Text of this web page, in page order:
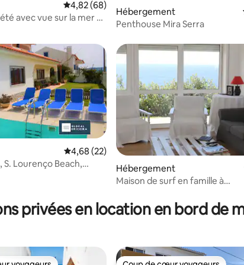
de 54 commentaires : 4,93 sur 5
Évaluation moyenne sur la base de 68
4,82 (68)
avec vue sur la mer et
Hébergement
Penthouse Mira Serra
base de 4 commentaires : 5 sur 5
Évaluation moyenne sur la base de 22
4,68 (22)
S. Lourenço Beach,
Hébergement
Maison de surf en famille à
privées en location en bord de